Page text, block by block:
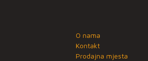
O nama
Kontakt
Prodajna mjesta